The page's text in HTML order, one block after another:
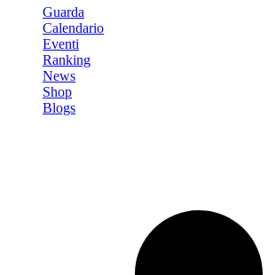
Guarda
Calendario
Eventi
Ranking
News
Shop
Blogs